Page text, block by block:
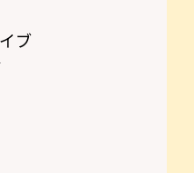
ブ